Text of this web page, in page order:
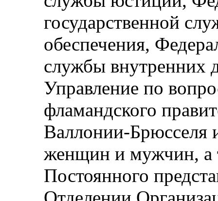
государственной
обеспечения,
службы внутренних
Управление по
фламандского
Валлонии-Брюсселя
женщин и мужчин, а
Постоянного